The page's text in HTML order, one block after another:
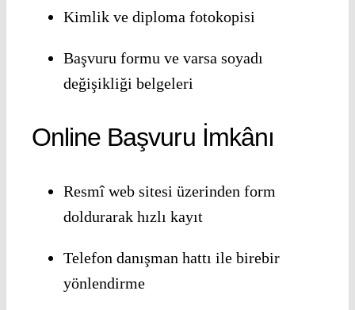
Kimlik ve diploma fotokopisi
Başvuru formu ve varsa soyadı
değişikliği belgeleri
Online Başvuru İmkânı
Resmî web sitesi üzerinden form
doldurarak hızlı kayıt
Telefon danışman hattı ile birebir
yönlendirme